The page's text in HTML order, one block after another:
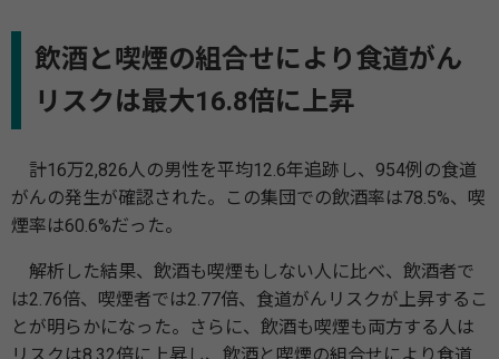
飲酒と喫煙の組合せにより食道がん
リスクは最大16.8倍に上昇
計16万2,826人の男性を平均12.6年追跡し、954例の食道
がんの発生が確認された。この集団での飲酒率は78.5%、喫
煙率は60.6%だった。
解析した結果、飲酒も喫煙もしない人に比べ、飲酒者で
は2.76倍、喫煙者では2.77倍、食道がんリスクが上昇するこ
とが明らかになった。さらに、飲酒も喫煙も両方する人は